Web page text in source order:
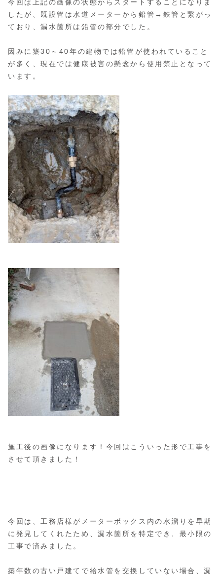
今回は上記の画像の状態からスタートすることになりま
したが、既設管は水道メーターから鉛管→鉄管と繋がっ
ており、漏水箇所は鉛管の部分でした。
因みに築30～40年の建物では鉛管が使われていること
が多く、現在では健康被害の懸念から使用禁止となって
います。
施工後の画像になります！今回はこういった形で工事を
させて頂きました！
今回は、工務店様がメーターボックス内の水溜りを早期
に発見してくれたため、漏水箇所を特定でき、最小限の
工事で済みました。
築年数の古い戸建てで給水管を交換していない場合、漏